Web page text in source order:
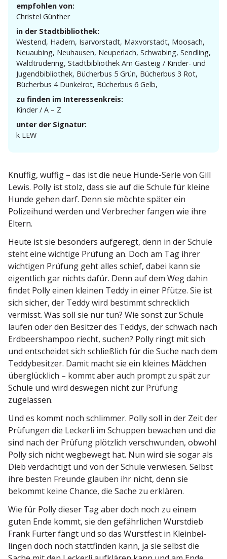
empfohlen von:
Christel Günther
in der Stadtbibliothek:
Westend, Hadern, Isarvor­stadt, Maxvor­stadt, Moosach,
Neuaubing, Neuhausen, Neuperlach, Schwabing, Sendling,
Waldtru­dering, Stadt­bi­bliothek Am Gasteig / Kinder- und
Jugend­bi­bliothek, Bücherbus 5 Grün, Bücherbus 3 Rot,
Bücherbus 4 Dunkelrot, Bücherbus 6 Gelb,
zu finden im Interessenkreis:
Kinder / A – Z
unter der Signatur:
k LEW
Knuffig, wuffig – das ist die neue Hunde-Serie von Gill
Lewis. Polly ist stolz, dass sie auf die Schule für kleine
Hunde gehen darf. Denn sie möchte später ein
Polizeihund werden und Verbrecher fangen wie ihre
Eltern.
Heute ist sie besonders aufgeregt, denn in der Schule
steht eine wichtige Prüfung an. Doch am Tag ihrer
wichtigen Prüfung geht alles schief, dabei kann sie
eigentlich gar nichts dafür. Denn auf dem Weg dahin
findet Polly einen kleinen Teddy in einer Pfütze. Sie ist
sich sicher, der Teddy wird bestimmt schrecklich
vermisst. Was soll sie nur tun? Wie sonst zur Schule
laufen oder den Besitzer des Teddys, der schwach nach
Erdbeer­shampoo riecht, suchen? Polly ringt mit sich
und entscheidet sich schließlich für die Suche nach dem
Teddy­be­sitzer. Damit macht sie ein kleines Mädchen
überglücklich – kommt aber auch prompt zu spät zur
Schule und wird deswegen nicht zur Prüfung
zugelassen.
Und es kommt noch schlimmer. Polly soll in der Zeit der
Prüfungen die Leckerli im Schuppen bewachen und die
sind nach der Prüfung plötzlich verschwunden, obwohl
Polly sich nicht wegbewegt hat. Nun wird sie sogar als
Dieb verdächtigt und von der Schule verwiesen. Selbst
ihre besten Freunde glauben ihr nicht, denn sie
bekommt keine Chance, die Sache zu erklären.
Wie für Polly dieser Tag aber doch noch zu einem
guten Ende kommt, sie den gefähr­lichen Wurstdieb
Frank Furter fängt und so das Wurstfest in Klein­bel­
lingen doch noch statt­finden kann, ja sie selbst die